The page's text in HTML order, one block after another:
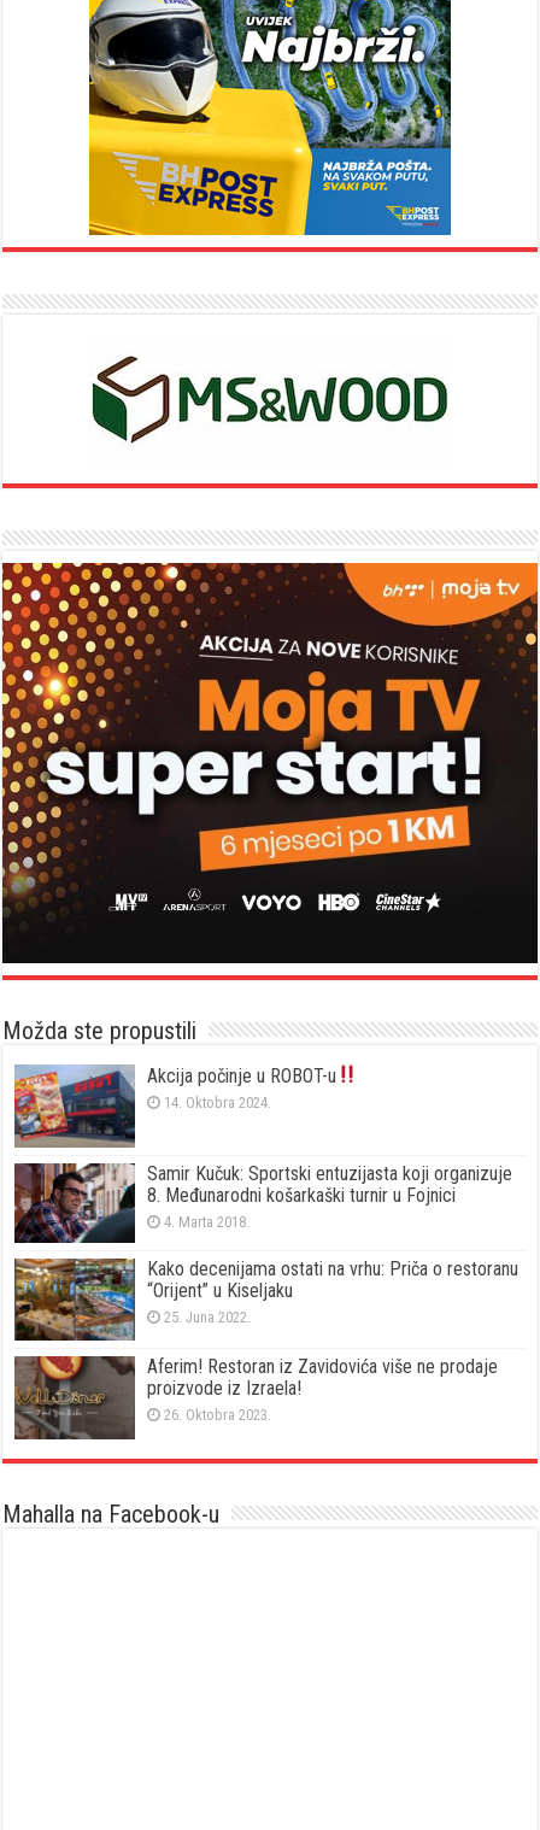
Možda ste propustili
Akcija počinje u ROBOT-u
14. Oktobra 2024.
Samir Kučuk: Sportski entuzijasta koji organizuje
8. Međunarodni košarkaški turnir u Fojnici
4. Marta 2018.
Kako decenijama ostati na vrhu: Priča o restoranu
“Orijent” u Kiseljaku
25. Juna 2022.
Aferim! Restoran iz Zavidovića više ne prodaje
proizvode iz Izraela!
26. Oktobra 2023.
Mahalla na Facebook-u